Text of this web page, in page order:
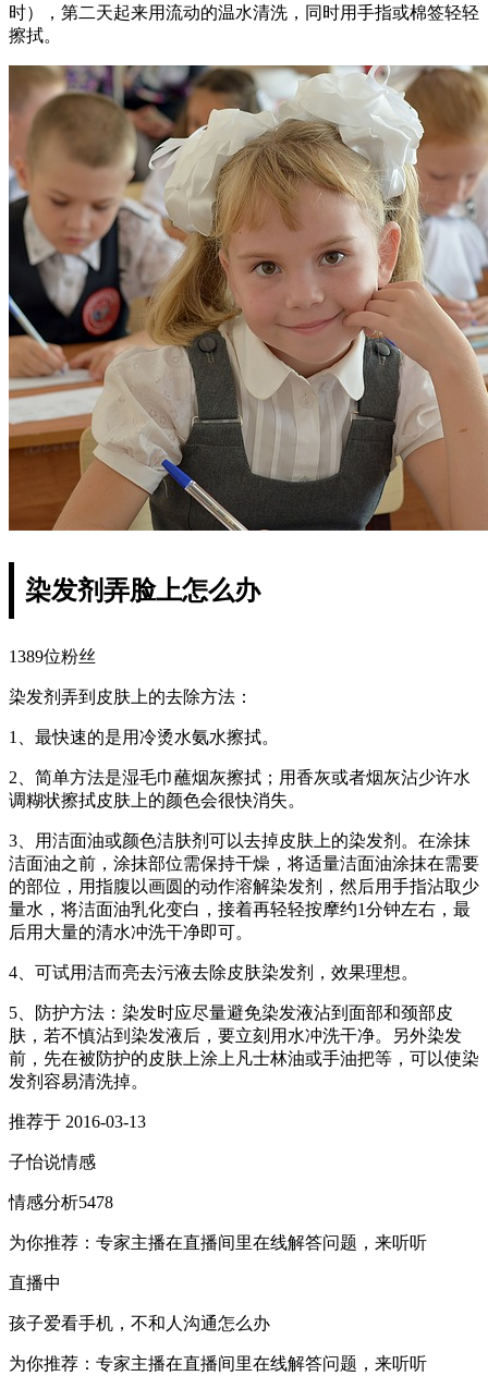
时），第二天起来用流动的温水清洗，同时用手指或棉签轻轻
擦拭。
染发剂弄脸上怎么办
1389位粉丝
染发剂弄到皮肤上的去除方法：
1、最快速的是用冷烫水氨水擦拭。
2、简单方法是湿毛巾蘸烟灰擦拭；用香灰或者烟灰沾少许水
调糊状擦拭皮肤上的颜色会很快消失。
3、用洁面油或颜色洁肤剂可以去掉皮肤上的染发剂。在涂抹
洁面油之前，涂抹部位需保持干燥，将适量洁面油涂抹在需要
的部位，用指腹以画圆的动作溶解染发剂，然后用手指沾取少
量水，将洁面油乳化变白，接着再轻轻按摩约1分钟左右，最
后用大量的清水冲洗干净即可。
4、可试用洁而亮去污液去除皮肤染发剂，效果理想。
5、防护方法：染发时应尽量避免染发液沾到面部和颈部皮
肤，若不慎沾到染发液后，要立刻用水冲洗干净。另外染发
前，先在被防护的皮肤上涂上凡士林油或手油把等，可以使染
发剂容易清洗掉。
推荐于 2016-03-13
子怡说情感
情感分析5478
为你推荐：专家主播在直播间里在线解答问题，来听听
直播中
孩子爱看手机，不和人沟通怎么办
为你推荐：专家主播在直播间里在线解答问题，来听听